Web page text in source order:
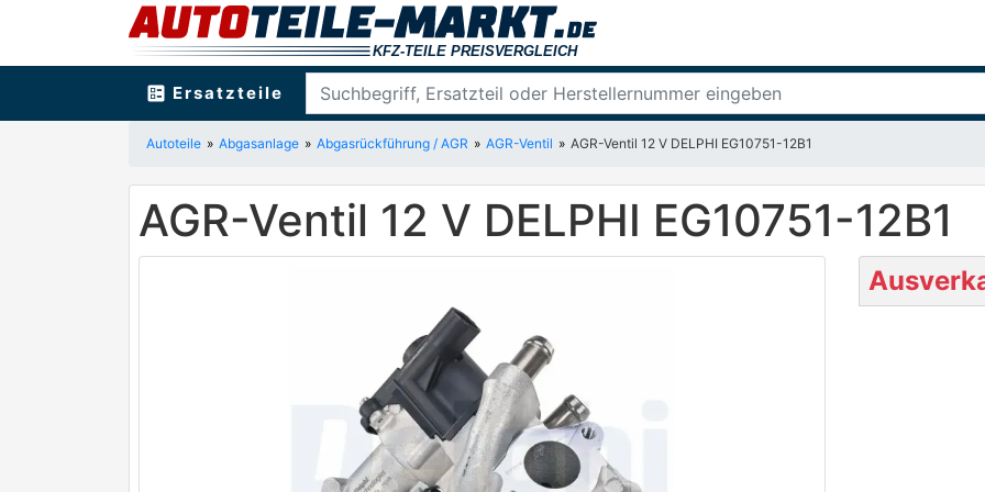
ballot Ersatzteile
Autoteile Abgasanlage Abgasrückführung / AGR AGR-Ventil AGR-Ventil 12 V DELPHI EG10751-12B1
AGR-Ventil 12 V DELPHI EG10751-12B1